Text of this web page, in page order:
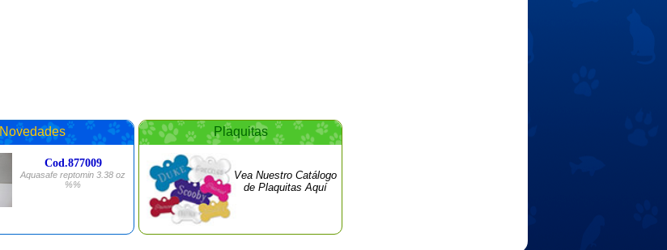
Novedades
Cod.877009
Aquasafe reptomin 3.38 oz
%%
Plaquitas
Vea Nuestro Catálogo
de Plaquitas Aquí